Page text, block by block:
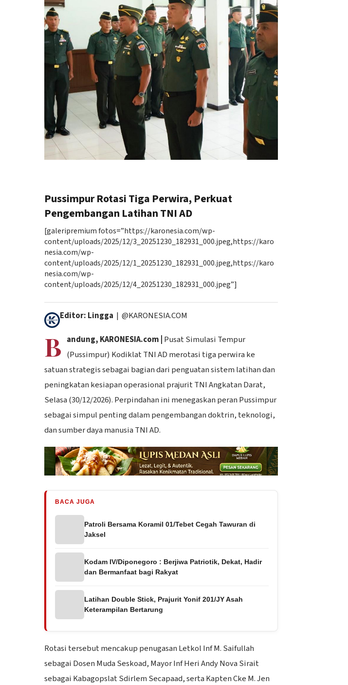
Pussimpur Rotasi Tiga Perwira, Perkuat
Pengembangan Latihan TNI AD
[galeripremium fotos=”https://karonesia.com/wp-
content/uploads/2025/12/3_20251230_182931_000.jpeg,https://karo
nesia.com/wp-
content/uploads/2025/12/1_20251230_182931_000.jpeg,https://karo
nesia.com/wp-
content/uploads/2025/12/4_20251230_182931_000.jpeg”]
Editor: Lingga | @KARONESIA.COM
B andung, KARONESIA.com | Pusat Simulasi Tempur
(Pussimpur) Kodiklat TNI AD merotasi tiga perwira ke
satuan strategis sebagai bagian dari penguatan sistem latihan dan
peningkatan kesiapan operasional prajurit TNI Angkatan Darat,
Selasa (30/12/2026). Perpindahan ini menegaskan peran Pussimpur
sebagai simpul penting dalam pengembangan doktrin, teknologi,
dan sumber daya manusia TNI AD.
BACA JUGA
Patroli Bersama Koramil 01/Tebet Cegah Tawuran di
Jaksel
Kodam IV/Diponegoro : Berjiwa Patriotik, Dekat, Hadir
dan Bermanfaat bagi Rakyat
Latihan Double Stick, Prajurit Yonif 201/JY Asah
Keterampilan Bertarung
Rotasi tersebut mencakup penugasan Letkol Inf M. Saifullah
sebagai Dosen Muda Seskoad, Mayor Inf Heri Andy Nova Sirait
sebagai Kabagopslat Sdirlem Secapaad, serta Kapten Cke M. Jen